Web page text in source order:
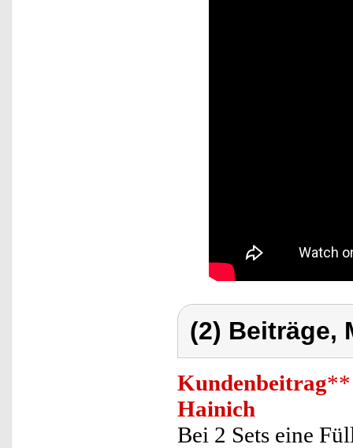
(2) Beiträge,
Kundenbeitrag**
Hainich
Bei 2 Sets eine